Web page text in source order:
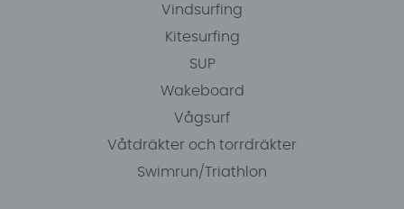
Vindsurfing
Kitesurfing
SUP
Wakeboard
Vågsurf
Våtdräkter och torrdräkter
Swimrun/Triathlon